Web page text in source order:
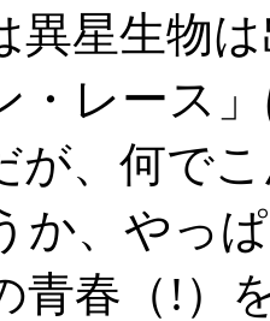
異星生物
レース
が、何で
か、やっ
春（!）